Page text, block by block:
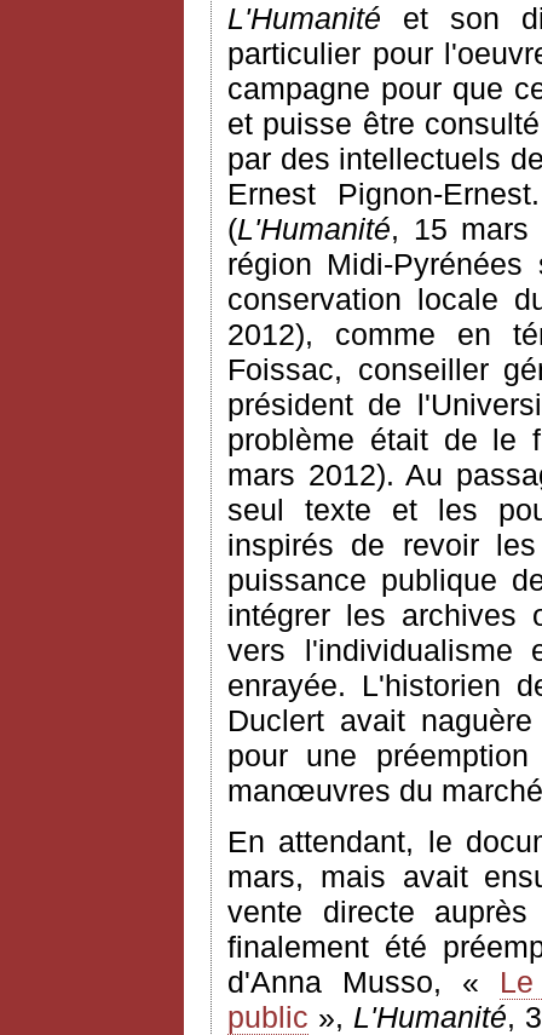
L'Humanité et son
particulier pour
campagne pour que
et puisse être
par des intellectuels
Ernest Pignon-
(L'Humanité, 15 mars
région Midi-
conservation locale
2012), comme en
Foissac, conseiller
président de
problème était de le
mars 2012). Au
seul texte et les
inspirés de revoir
puissance publique
intégrer les archives
vers l'individualisme
enrayée. L'historien
Duclert avait
pour une
manœuvres du
En attendant, le
mars, mais avait
vente directe
finalement été
d'Anna Musso, «
public », L'Humanité,